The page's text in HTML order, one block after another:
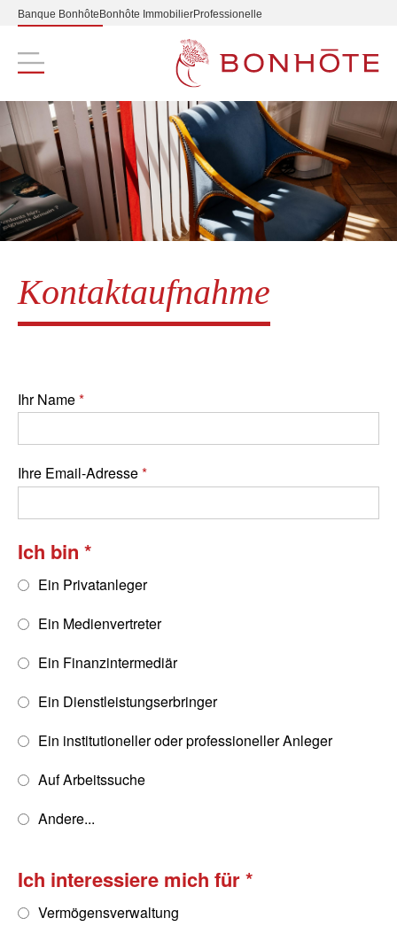
Banque Bonhôte Bonhôte ImmobilierProfessionelle
Navigation principale
Kontaktaufnahme
Ihr Name
Ihre Email-Adresse
Ich bin
Ein Privatanleger
Ein Medienvertreter
Ein Finanzintermediär
Ein Dienstleistungserbringer
Ein institutioneller oder professioneller Anleger
Auf Arbeitssuche
Andere...
Ich interessiere mich für
Vermögensverwaltung